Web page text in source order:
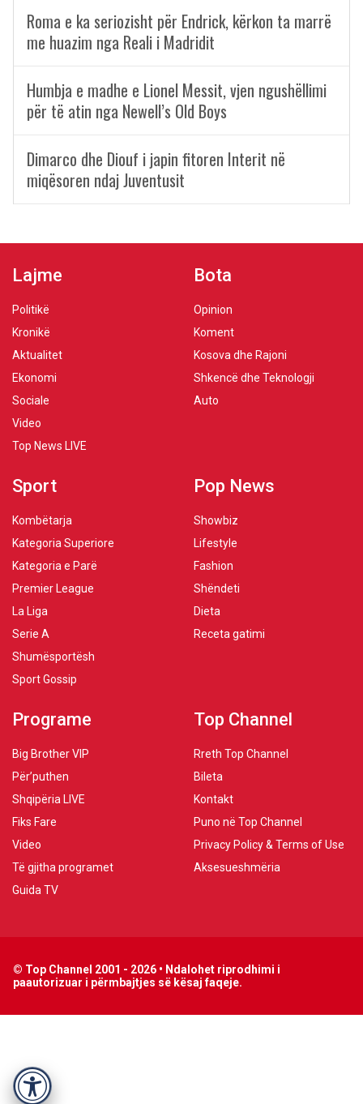
Roma e ka seriozisht për Endrick, kërkon ta marrë
me huazim nga Reali i Madridit
Humbja e madhe e Lionel Messit, vjen ngushëllimi
për të atin nga Newell’s Old Boys
Dimarco dhe Diouf i japin fitoren Interit në
miqësoren ndaj Juventusit
Lajme
Politikë
Kronikë
Aktualitet
Ekonomi
Sociale
Video
Top News LIVE
Bota
Opinion
Koment
Kosova dhe Rajoni
Shkencë dhe Teknologji
Auto
Sport
Kombëtarja
Kategoria Superiore
Kategoria e Parë
Premier League
La Liga
Serie A
Shumësportësh
Sport Gossip
Pop News
Showbiz
Lifestyle
Fashion
Shëndeti
Dieta
Receta gatimi
Programe
Big Brother VIP
Për’puthen
Shqipëria LIVE
Fiks Fare
Video
Të gjitha programet
Guida TV
Top Channel
Rreth Top Channel
Bileta
Kontakt
Puno në Top Channel
Privacy Policy & Terms of Use
Aksesueshmëria
© Top Channel 2001 - 2026 • Ndalohet riprodhimi i
paautorizuar i përmbajtjes së kësaj faqeje.